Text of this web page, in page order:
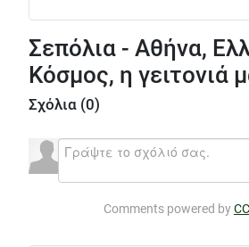
Σεπόλια - Αθήνα,
Κόσμος, η γειτονιά
Σχόλια (0)
Comments powered by